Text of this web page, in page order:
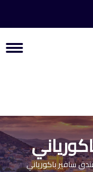
سافير باكورياني